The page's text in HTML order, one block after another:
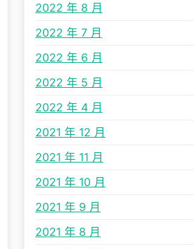
2022 年 8 月
2022 年 7 月
2022 年 6 月
2022 年 5 月
2022 年 4 月
2021 年 12 月
2021 年 11 月
2021 年 10 月
2021 年 9 月
2021 年 8 月